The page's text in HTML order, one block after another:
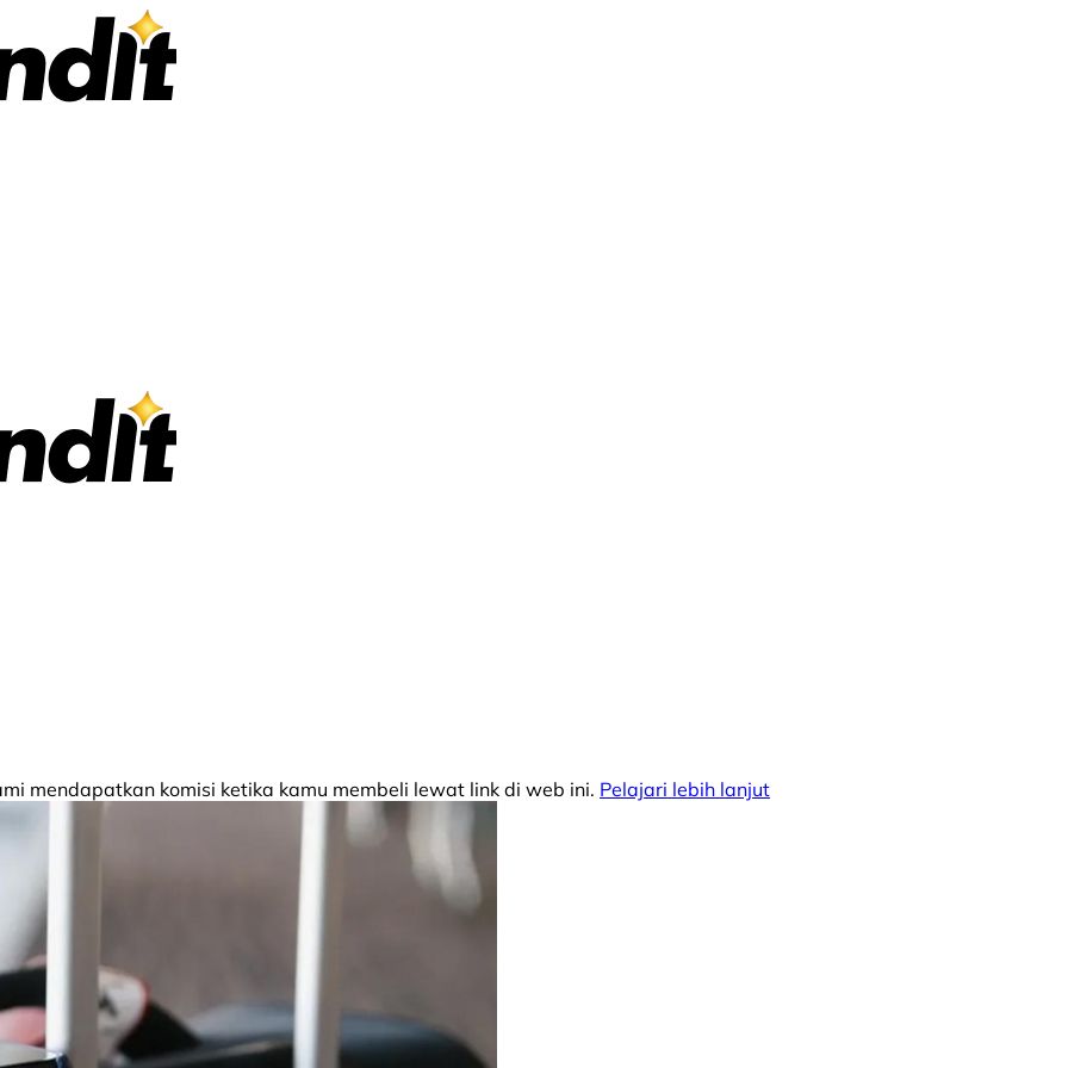
mendapatkan komisi ketika kamu membeli lewat link di web ini. Pelajari lebih lanjut